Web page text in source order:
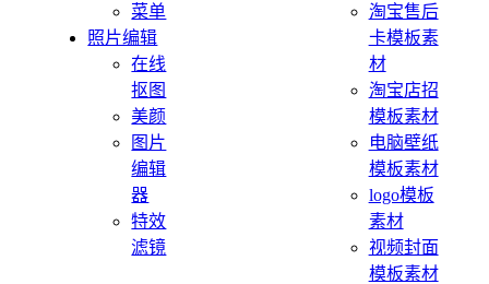
菜单
照片编辑
在线
抠图
美颜
图片
编辑
器
特效
滤镜
淘宝售后
卡模板素
材
淘宝店招
模板素材
电脑壁纸
模板素材
logo模板
素材
视频封面
模板素材